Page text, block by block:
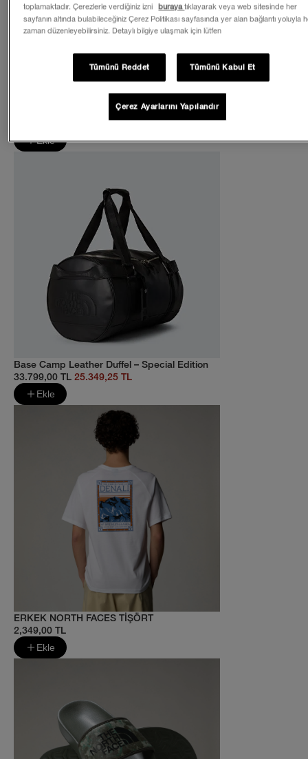
Ekle
Base Camp Leather Duffel – Special Edition
33.799,00 TL 25.349,25 TL
Ekle
ERKEK NORTH FACES TİŞÖRT
2,349,00 TL
Ekle
toplamaktadır. Çerezlerle verdiğiniz izni
burayatıklayarak veya web sitesinde her
sayfanın altında bulabileceğiniz Çerez Politikası sayfasında yer alan bağlantı yoluyla
zaman düzenleyebilirsiniz. Detaylı bilgiye ulaşmak için lütfen
Tümünü Reddet Tümünü Kabul Et
Çerez Ayarlarını Yapılandır